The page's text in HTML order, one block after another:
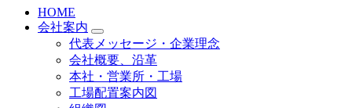
HOME
会社案内
代表メッセージ・企業理念
会社概要、沿革
本社・営業所・工場
工場配置案内図